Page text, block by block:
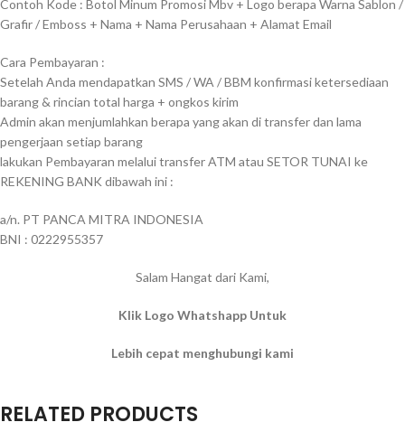
Contoh Kode : Botol Minum Promosi Mbv + Logo berapa Warna Sablon /
Grafir / Emboss + Nama + Nama Perusahaan + Alamat Email
Cara Pembayaran :
Setelah Anda mendapatkan SMS / WA / BBM konfirmasi ketersediaan
barang & rincian total harga + ongkos kirim
Admin akan menjumlahkan berapa yang akan di transfer dan lama
pengerjaan setiap barang
lakukan Pembayaran melalui transfer ATM atau SETOR TUNAI ke
REKENING BANK dibawah ini :
a/n. PT PANCA MITRA INDONESIA
BNI : 0222955357
Salam Hangat dari Kami,
Klik Logo Whatshapp Untuk
Lebih cepat menghubungi kami
RELATED PRODUCTS